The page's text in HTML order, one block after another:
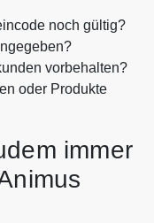
noch gültig?
vorbehalten?
oder Produkte
immer